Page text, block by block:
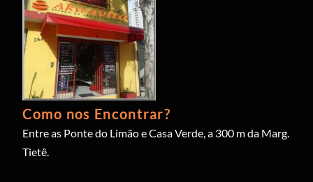
Como nos Encontrar?
Entre as Ponte do Limão e Casa Verde, a 300 m da Marg.
Tietê.